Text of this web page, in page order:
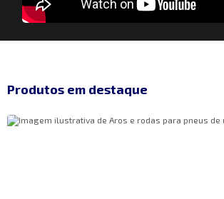
Produtos em destaque